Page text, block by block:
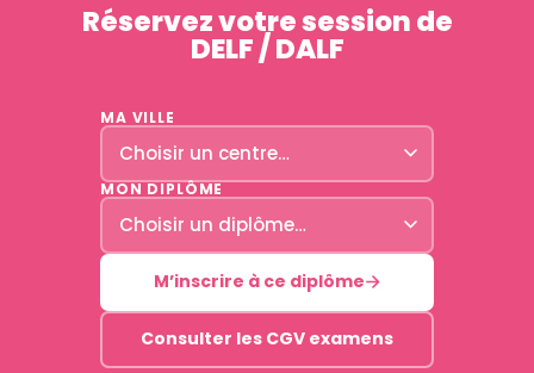
Réservez votre session de
DELF / DALF
MA VILLE
MON DIPLÔME
M’inscrire à ce diplôme
Consulter les CGV examens